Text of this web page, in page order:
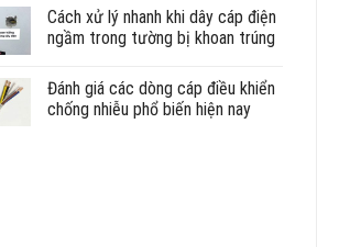
Cách xử lý nhanh khi dây cáp điện
ngầm trong tường bị khoan trúng
Đánh giá các dòng cáp điều khiển
chống nhiễu phổ biến hiện nay